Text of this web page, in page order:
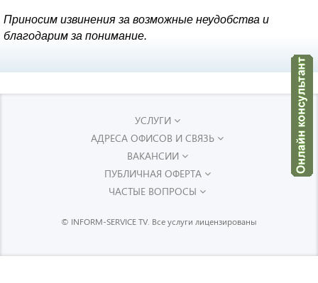
Приносим извинения за возможные неудобства и
благодарим за понимание.
УСЛУГИ
АДРЕСА ОФИСОВ И СВЯЗЬ
ВАКАНСИИ
ПУБЛИЧНАЯ ОФЕРТА
ЧАСТЫЕ ВОПРОСЫ
© INFORM-SERVICE TV. Все услуги лицензированы